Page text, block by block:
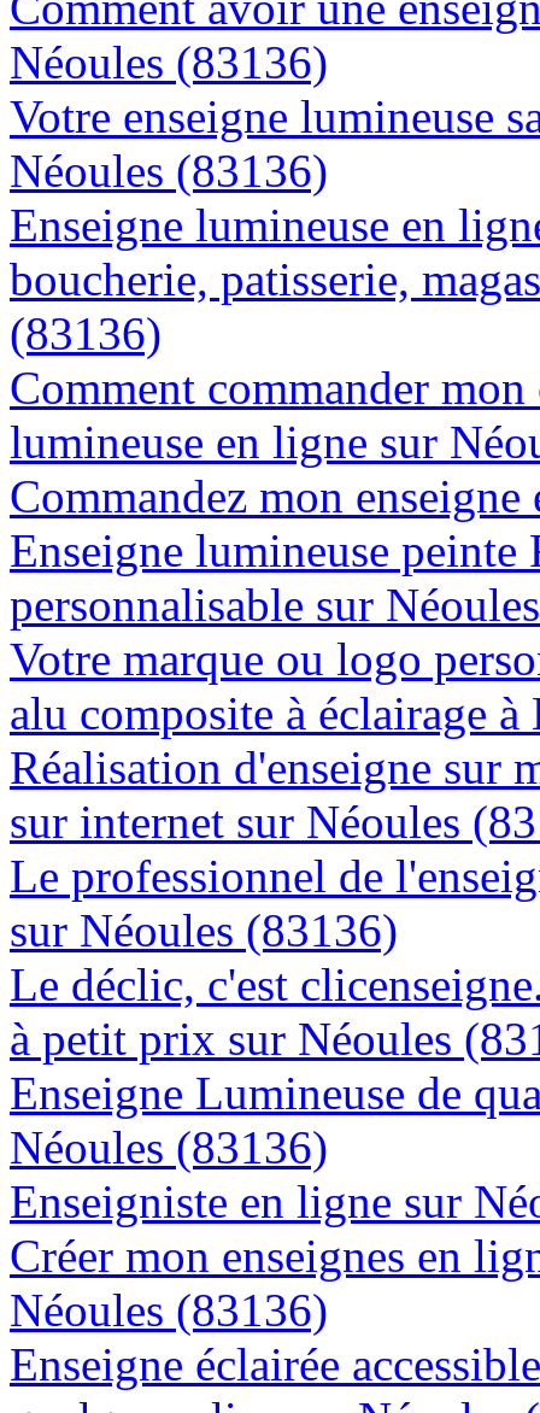
Néoules (83136)
Votre enseigne lumineuse
Néoules (83136)
Enseigne lumineuse en
boucherie, patisserie,
(83136)
Comment commander
lumineuse en ligne sur
Commandez mon
Enseigne lumineuse
personnalisable sur
Votre marque ou logo
alu composite à éclairage
Réalisation d'enseigne sur
sur internet sur Néoules
Le professionnel de
sur Néoules (83136)
Le déclic, c'est
à petit prix sur Néoules
Enseigne Lumineuse de
Néoules (83136)
Enseigniste en ligne sur
Créer mon enseignes en
Néoules (83136)
Enseigne éclairée